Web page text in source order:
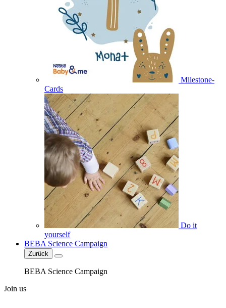
Milestone-
Cards
Do it
yourself
BEBA Science Campaign
Zurück
BEBA Science Campaign
Join us